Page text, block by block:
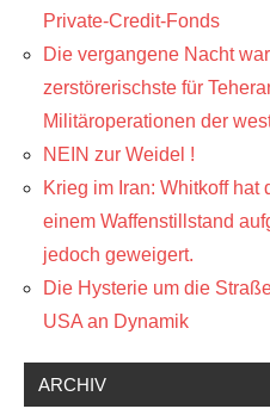
Private-Credit-Fonds
Die vergangene Nacht
zerstörerischste für
Militäroperationen der
NEIN zur Weidel !
Krieg im Iran: Whitkoff hat
einem Waffenstillstand
jedoch geweigert.
Die Hysterie um die
USA an Dynamik
ARCHIV